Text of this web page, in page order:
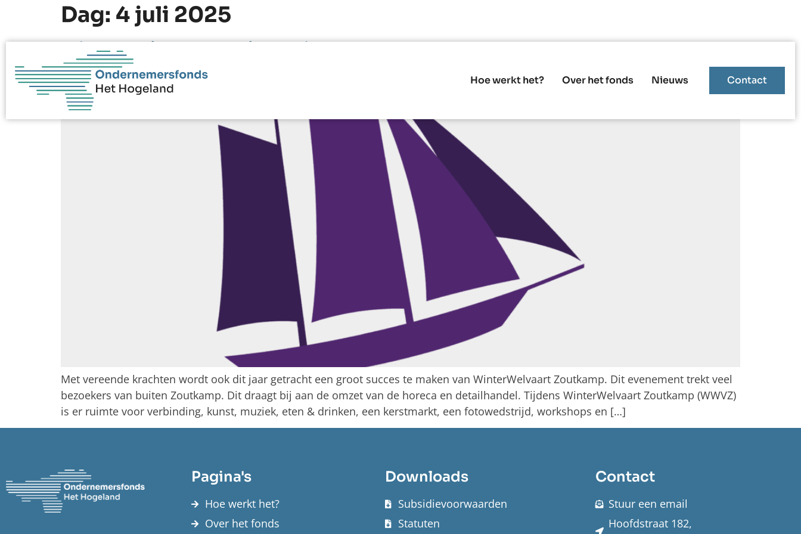
Hoe werkt het? Over het fonds Nieuws Contact
Dag: 4 juli 2025
WinterWelvaart Zoutkamp in 2025
Met vereende krachten wordt ook dit jaar getracht een groot succes te maken van WinterWelvaart Zoutkamp. Dit evenement trekt veel
bezoekers van buiten Zoutkamp. Dit draagt bij aan de omzet van de horeca en detailhandel. Tijdens WinterWelvaart Zoutkamp (WWVZ)
is er ruimte voor verbinding, kunst, muziek, eten & drinken, een kerstmarkt, een fotowedstrijd, workshops en […]
Pagina's
Hoe werkt het?
Over het fonds
Downloads
Subsidievoorwaarden
Statuten
Contact
Stuur een email
Hoofdstraat 182,